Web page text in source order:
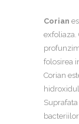
Corian
exfoliaza.
folosirea
Corian